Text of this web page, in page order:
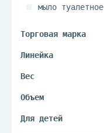
мыло туалетное